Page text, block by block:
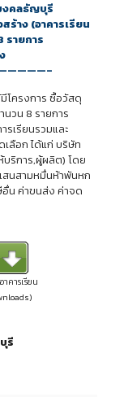
งคลธัญบุรี
ร้าง (อาคารเรียน
รายการ
โครงการ ซื้อวัสดุ
นวน 8 รายการ
รเรียนรวมและ
เลือก ได้แก่ บริษัท
บริการ,ผู้ผลิต) โดย
สนสามหมื่นห้าพันหก
อื่น ค่าขนส่ง ค่าจด
คารเรียน
รี